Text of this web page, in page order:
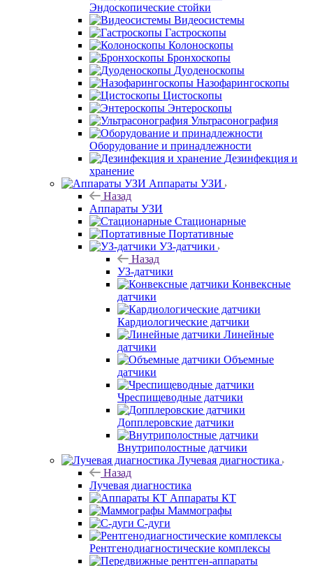
Эндоскопические стойки
Видеосистемы
Гастроскопы
Колоноскопы
Бронхоскопы
Дуоденоскопы
Назофарингоскопы
Цистоскопы
Энтероскопы
Ультрасонография
Оборудование и принадлежности
Дезинфекция и
хранение
Аппараты УЗИ
Назад
Аппараты УЗИ
Стационарные
Портативные
УЗ-датчики
Назад
УЗ-датчики
Конвексные
датчики
Кардиологические датчики
Линейные
датчики
Объемные
датчики
Чреспищеводные датчики
Допплеровские датчики
Внутриполостные датчики
Лучевая диагностика
Назад
Лучевая диагностика
Аппараты КТ
Маммографы
С-дуги
Рентгенодиагностические комплексы